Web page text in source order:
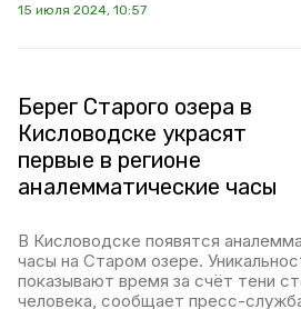
15 июля 2024, 10:57
Берег Старого озера в
Кисловодске украсят
первые в регионе
аналемматические часы
В Кисловодске появятся
часы на Старом озере.
показывают время за счёт тени
человека, сообщает пресс-